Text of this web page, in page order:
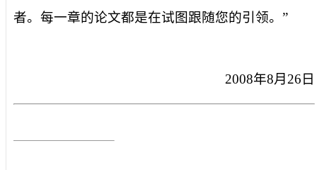
者。每一章的论文都是在试图跟随您的引领。”
2008年8月 26 日